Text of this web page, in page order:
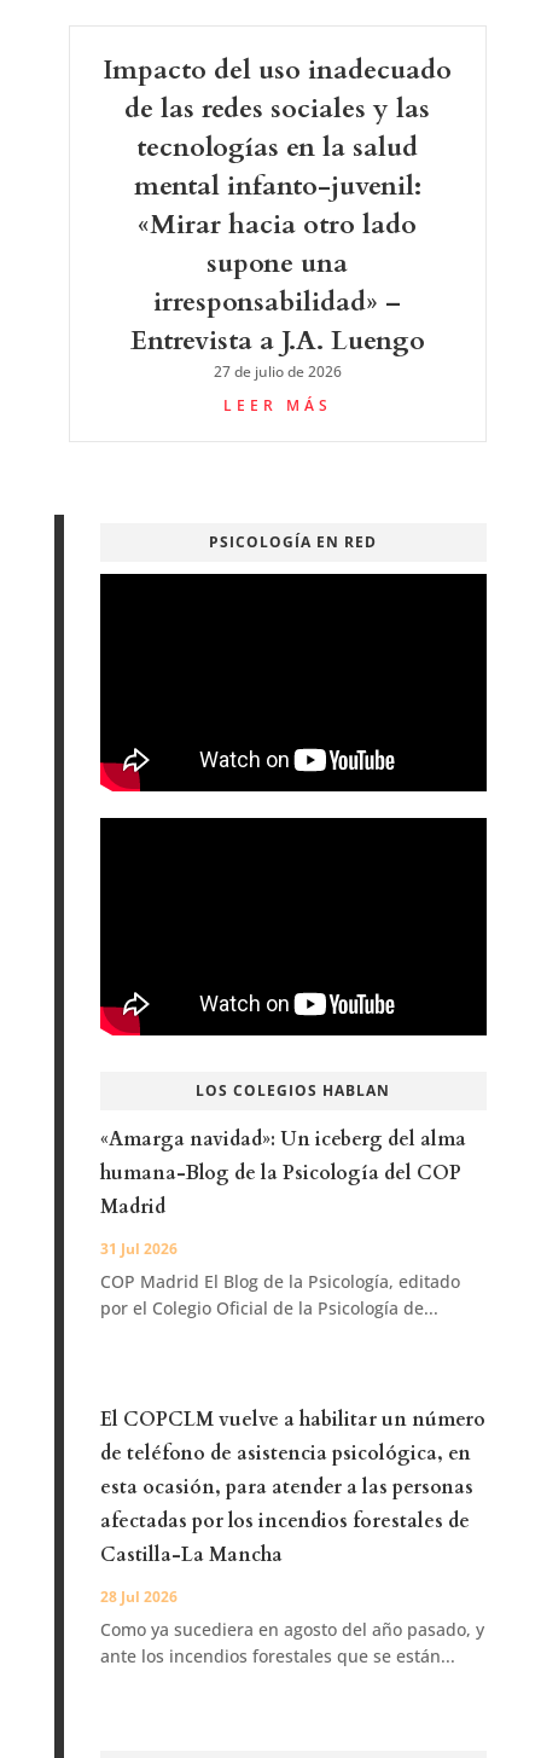
Impacto del uso inadecuado
de las redes sociales y las
tecnologías en la salud
mental infanto-juvenil:
«Mirar hacia otro lado
supone una
irresponsabilidad» –
Entrevista a J.A. Luengo
27 de julio de 2026
LEER MÁS
PSICOLOGÍA EN RED
LOS COLEGIOS HABLAN
«Amarga navidad»: Un iceberg del alma
humana-Blog de la Psicología del COP
Madrid
31 Jul 2026
COP Madrid El Blog de la Psicología, editado
por el Colegio Oficial de la Psicología de...
El COPCLM vuelve a habilitar un número
de teléfono de asistencia psicológica, en
esta ocasión, para atender a las personas
afectadas por los incendios forestales de
Castilla-La Mancha
28 Jul 2026
Como ya sucediera en agosto del año pasado, y
ante los incendios forestales que se están...